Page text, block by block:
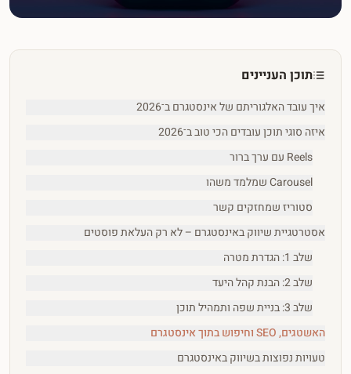
תוכן העניינים
איך עובד האלגוריתם של אינסטגרם ב־2026
איזה סוגי תוכן עובדים הכי טוב ב־2026
Reels עם ערך ברור
Carousel שמלמד משהו
סטוריז שמחזקים קשר
אסטרטגיית שיווק באינסטגרם – לא רק העלאת פוסטים
שלב 1: הגדרת מטרה
שלב 2: הבנת קהל היעד
שלב 3: בניית שפה ותמהיל תוכן
האשטגים, SEO וחיפוש בתוך אינסטגרם
טעויות נפוצות בשיווק באינסטגרם